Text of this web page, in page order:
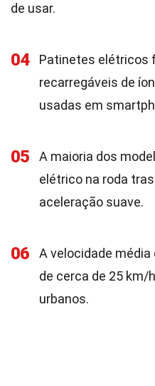
de usar.
04
Patinetes elétricos
recarregáveis de
usadas em
05
A maioria dos
elétrico na roda
aceleração suave.
06
A velocidade
de cerca de 25 km/
urbanos.